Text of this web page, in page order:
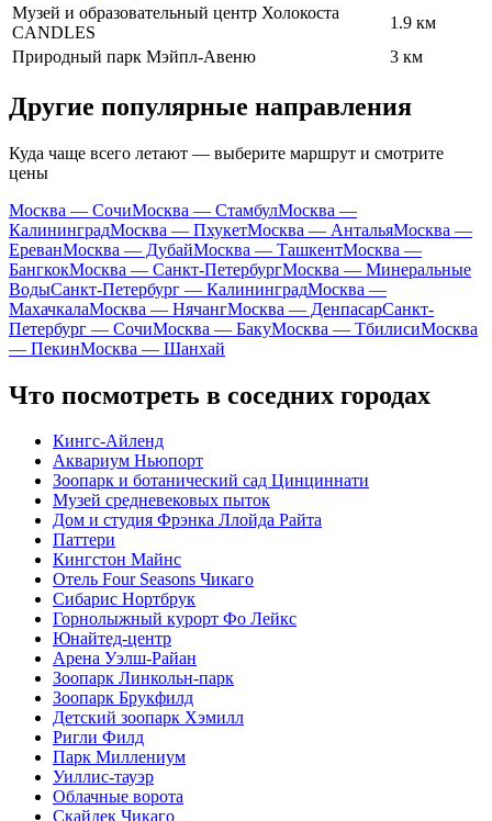
Музей и образовательный центр Холокоста
CANDLES
1.9 км
Природный парк Мэйпл-Авеню
3 км
Другие популярные направления
Куда чаще всего летают — выберите маршрут и смотрите
цены
Москва — СочиМосква — СтамбулМосква —
КалининградМосква — ПхукетМосква — АнтальяМосква —
ЕреванМосква — ДубайМосква — ТашкентМосква —
БангкокМосква — Санкт-ПетербургМосква — Минеральные
ВодыСанкт-Петербург — КалининградМосква —
МахачкалаМосква — НячангМосква — ДенпасарСанкт-
Петербург — СочиМосква — БакуМосква — ТбилисиМосква
— ПекинМосква — Шанхай
Что посмотреть в соседних городах
Кингс-Айленд
Аквариум Ньюпорт
Зоопарк и ботанический сад Цинциннати
Музей средневековых пыток
Дом и студия Фрэнка Ллойда Райта
Паттери
Кингстон Майнс
Отель Four Seasons Чикаго
Сибарис Нортбрук
Горнолыжный курорт Фо Лейкс
Юнайтед-центр
Арена Уэлш-Райан
Зоопарк Линкольн-парк
Зоопарк Брукфилд
Детский зоопарк Хэмилл
Ригли Филд
Парк Миллениум
Уиллис-тауэр
Облачные ворота
Скайдек Чикаго